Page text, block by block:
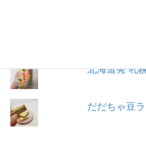
北海道発 札
だだちゃ豆